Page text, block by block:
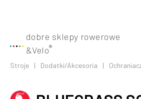
dobre sklepy rowerowe
&Velo®
Stroje Dodatki/Akcesoria